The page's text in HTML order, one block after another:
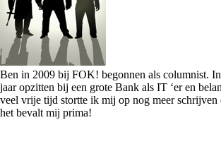
Ben in 2009 bij FOK! begonnen als columnist.
jaar opzitten bij een grote Bank als IT ‘er en
veel vrije tijd stortte ik mij op nog meer
het bevalt mij prima!